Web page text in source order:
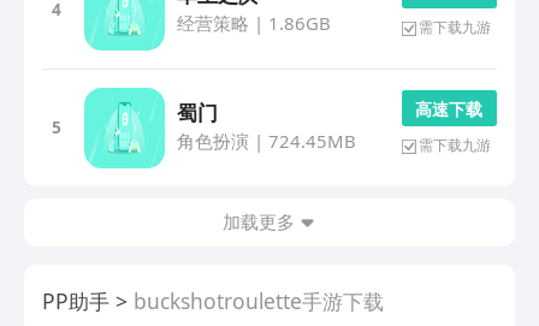
4
经营策略 | 1.86GB 需下载九游
5
蜀门
角色扮演 | 724.45MB
高 速 下 载
需下载九游
加载更多
PP助手 buckshotroulette手游下载